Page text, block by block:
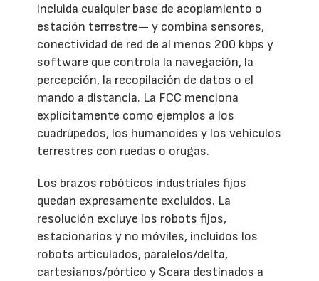
incluida cualquier base de acoplamiento o
estación terrestre— y combina sensores,
conectividad de red de al menos 200 kbps y
software que controla la navegación, la
percepción, la recopilación de datos o el
mando a distancia. La FCC menciona
explícitamente como ejemplos a los
cuadrúpedos, los humanoides y los vehículos
terrestres con ruedas o orugas.
Los brazos robóticos industriales fijos
quedan expresamente excluidos. La
resolución excluye los robots fijos,
estacionarios y no móviles, incluidos los
robots articulados, paralelos/delta,
cartesianos/pórtico y Scara destinados a